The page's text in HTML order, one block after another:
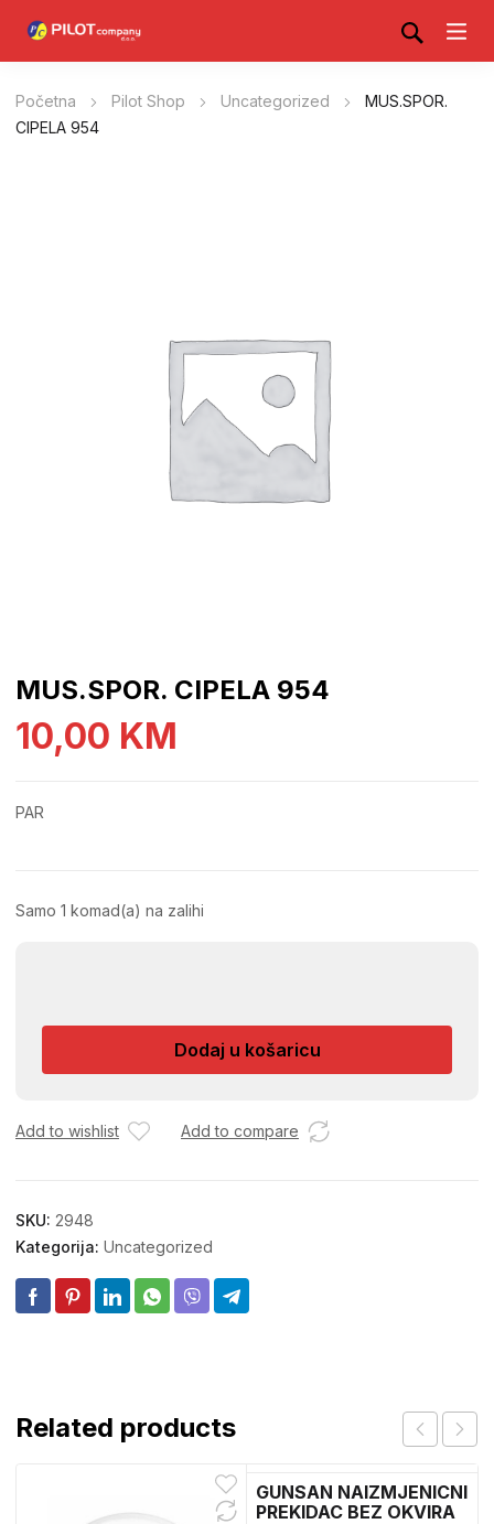
Početna Pilot Shop Uncategorized
MUS.SPOR.
CIPELA 954
MUS.SPOR. CIPELA 954
10,00 KM
PAR
Samo 1 komad(a) na zalihi
954
Dodaj u košaricu
Add to wishlist Add to compare
SKU: 2948
Kategorija: Uncategorized
Related products
GUNSAN NAIZMJENICNI
PREKIDAC BEZ OKVIRA